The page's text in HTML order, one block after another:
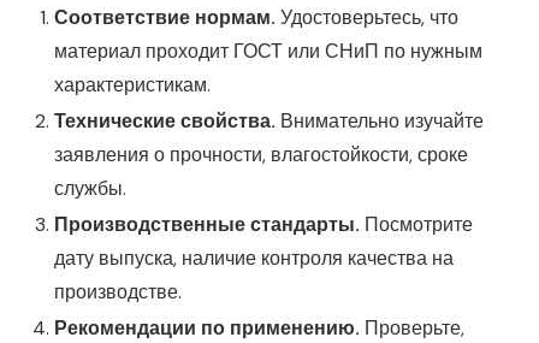
Соответствие нормам. Удостоверьтесь, что
материал проходит ГОСТ или СНиП по нужным
характеристикам.
Технические свойства. Внимательно изучайте
заявления о прочности, влагостойкости, сроке
службы.
Производственные стандарты. Посмотрите
дату выпуска, наличие контроля качества на
производстве.
Рекомендации по применению. Проверьте,